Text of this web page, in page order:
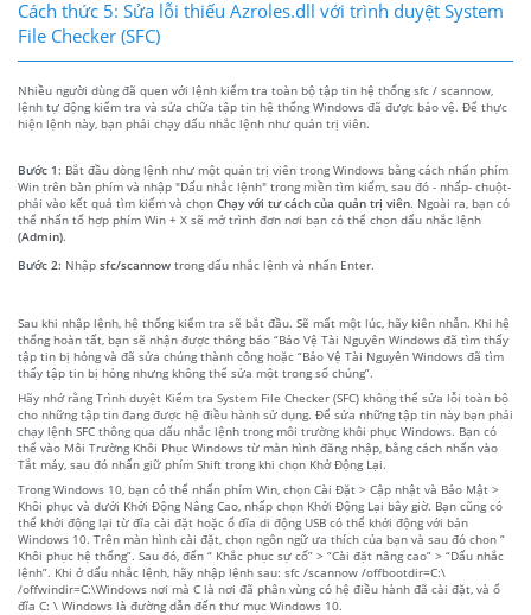
Cách thức 5: Sửa lỗi thiếu Azroles.dll với trình duyệt System
File Checker (SFC)
Nhiều người dùng đã quen với lệnh kiểm tra toàn bộ tập tin hệ thống sfc / scannow,
lệnh tự động kiểm tra và sửa chữa tập tin hệ thống Windows đã được bảo vệ. Để thực
hiện lệnh này, bạn phải chạy dấu nhắc lệnh như quản trị viên.
Bước 1: Bắt đầu dòng lệnh như một quản trị viên trong Windows bằng cách nhấn phím
Win trên bàn phím và nhập "Dấu nhắc lệnh" trong miền tìm kiếm, sau đó - nhấp- chuột-
phải vào kết quả tìm kiếm và chọn Chạy với tư cách của quản trị viên. Ngoài ra, bạn có
thể nhấn tổ hợp phím Win + X sẽ mở trình đơn nơi bạn có thể chọn dấu nhắc lệnh
(Admin).
Bước 2: Nhập sfc/scannow trong dấu nhắc lệnh và nhấn Enter.
Sau khi nhập lệnh, hệ thống kiểm tra sẽ bắt đầu. Sẽ mất một lúc, hãy kiên nhẫn. Khi hệ
thống hoàn tất, bạn sẽ nhận được thông báo “Bảo Vệ Tài Nguyên Windows đã tìm thấy
tập tin bị hỏng và đã sửa chúng thành công hoặc “Bảo Vệ Tài Nguyên Windows đã tìm
thấy tập tin bị hỏng nhưng không thể sửa một trong số chúng”.
Hãy nhớ rằng Trình duyệt Kiểm tra System File Checker (SFC) không thể sửa lỗi toàn bộ
cho những tập tin đang được hệ điều hành sử dụng. Để sửa những tập tin này bạn phải
chạy lệnh SFC thông qua dấu nhắc lệnh trong môi trường khôi phục Windows. Bạn có
thể vào Môi Trường Khôi Phục Windows từ màn hình đăng nhập, bằng cách nhấn vào
Tắt máy, sau đó nhấn giữ phím Shift trong khi chọn Khở Động Lại.
Trong Windows 10, bạn có thể nhấn phím Win, chọn Cài Đặt > Cập nhật và Bảo Mật >
Khôi phục và dưới Khởi Động Nâng Cao, nhấp chọn Khởi Động Lại bây giờ. Bạn cũng có
thể khởi động lại từ đĩa cài đặt hoặc ổ đĩa di động USB có thể khởi động với bản
Windows 10. Trên màn hình cài đặt, chọn ngôn ngữ ưa thích của bạn và sau đó chon “
Khôi phục hệ thống”. Sau đó, đến “ Khắc phục sự cố” > “Cài đặt nâng cao” > “Dấu nhắc
lệnh”. Khi ở dấu nhắc lệnh, hãy nhập lệnh sau: sfc /scannow /offbootdir=C:\
/offwindir=C:\Windows nơi mà C là nơi đã phân vùng có hệ điều hành đã cài đặt, và ổ
đĩa C: \ Windows là đường dẫn đến thư mục Windows 10.